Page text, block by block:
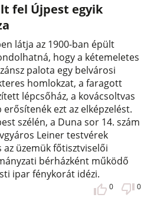
fel Újpest egyik
látja az 1900-ban épült
hogy a kétemeletes
palota egy belvárosi
homlokzat, a faragott
lépcsőház, a kovácsoltvas
ezt az elképzelést.
szélén, a Duna sor 14. szám
Leiner testvérek
üzemük főtisztviselői
bérházként működő
ipar fénykorát idézi.
0 0